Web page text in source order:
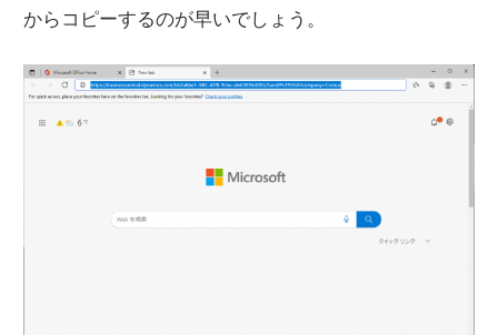
からコピーするのが早いでしょう。